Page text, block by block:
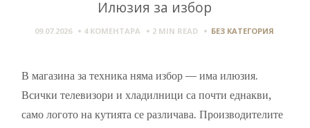
Илюзия за избор
09.07.2026 4 КОМЕНТАРА 2 MIN READ БЕЗ КАТЕГОРИЯ
В магазина за техника няма избор — има илюзия.
Всички телевизори и хладилници са почти еднакви,
само логото на кутията се различава. Производителите